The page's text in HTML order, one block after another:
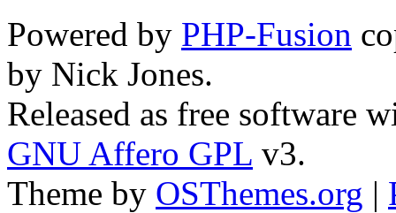
Powered by PHP-Fusion
by Nick Jones.
Released as free software
GNU Affero GPL v3.
Theme by OSThemes.org |